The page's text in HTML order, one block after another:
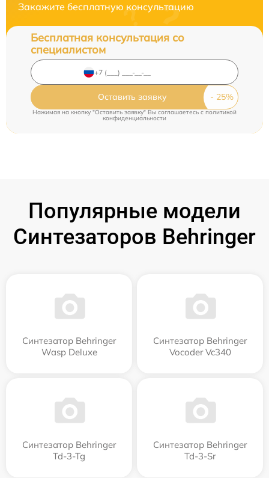
Закажите бесплатную консультацию
Бесплатная консультация со
специалистом
Оставить заявку
Нажимая на кнопку "Оставить заявку" Вы соглашаетесь c политикой
конфиденциальности
Популярные модели
Синтезаторов Behringer
Синтезатор Behringer
Wasp Deluxe
Синтезатор Behringer
Vocoder Vc340
Синтезатор Behringer
Td-3-Tg
Синтезатор Behringer
Td-3-Sr